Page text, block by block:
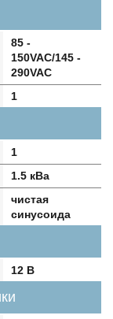
85 -
150VAC/145 -
290VAC
1
1
1.5 кВа
чистая
синусоида
12 В